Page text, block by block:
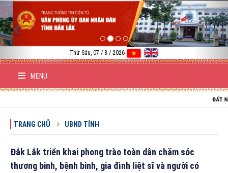
Thứ Sáu, 07 / 8 / 2026
MENU
ĐẤT NƯỚC
TRANG CHỦ UBND TỈNH
Đắk Lắk triển khai phong trào toàn dân chăm sóc
thương binh, bệnh binh, gia đình liệt sĩ và người có